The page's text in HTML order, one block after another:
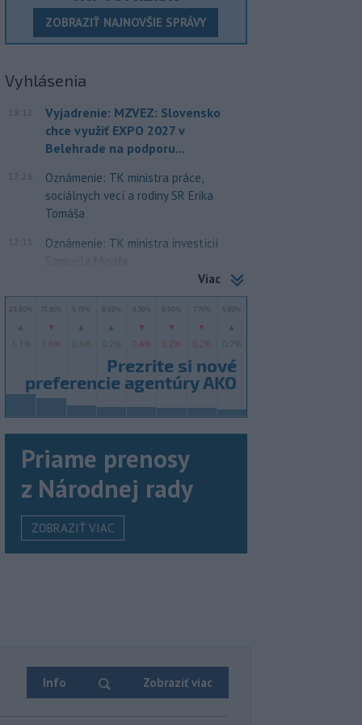
ZOBRAZIŤ NAJNOVŠIE SPRÁVY
Vyhlásenia
18:12
Vyjadrenie: MZVEZ: Slovensko
chce využiť EXPO 2027 v
Belehrade na podporu...
12:26
Oznámenie: TK ministra práce,
sociálnych vecí a rodiny SR Erika
Tomáša
Oznámenie: TK ministra investícií
Samuela Migaľa
Viac
Priame prenosy
z Národnej rady
ZOBRAZIŤ VIAC
Info Zobraziť viac